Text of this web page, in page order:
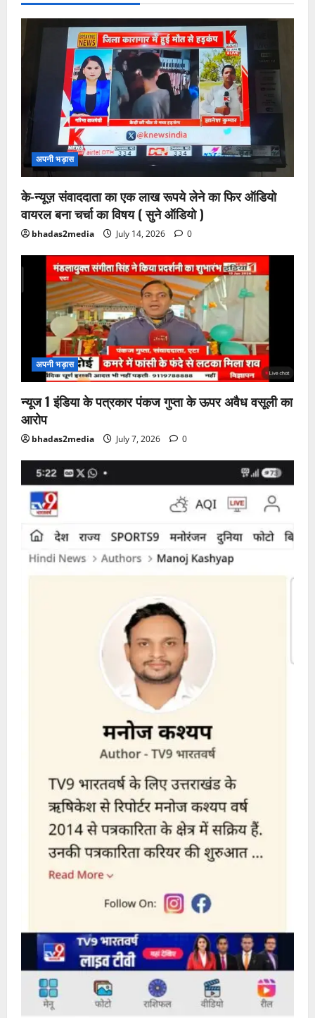
अपनी भड़ास
के-न्यूज़ संवाददाता का एक लाख रूपये लेने का फिर ऑडियो
वायरल बना चर्चा का विषय ( सुने ऑडियो )
bhadas2media July 14, 2026 0
अपनी भड़ास
न्यूज 1 इंडिया के पत्रकार पंकज गुप्ता के ऊपर अवैध वसूली का
आरोप
bhadas2media July 7, 2026 0